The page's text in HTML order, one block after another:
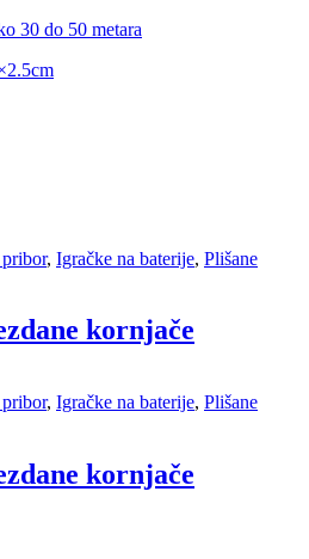
30 do 50 metara
, Igračke na baterije, Plišane
kornjače
, Igračke na baterije, Plišane
kornjače